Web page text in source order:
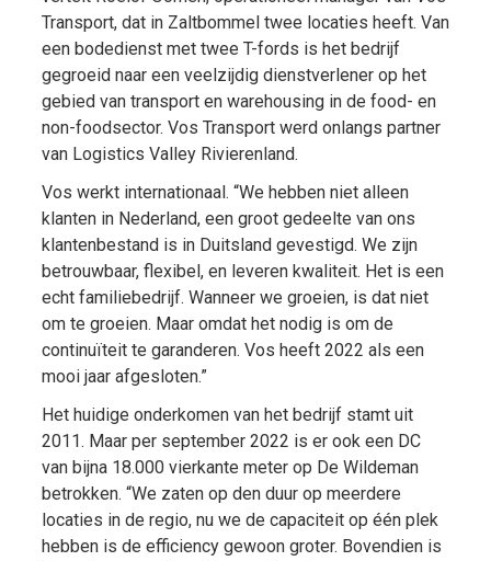
Transport, dat in Zaltbommel twee locaties heeft. Van
een bodedienst met twee T-fords is het bedrijf
gegroeid naar een veelzijdig dienstverlener op het
gebied van transport en warehousing in de food- en
non-foodsector. Vos Transport werd onlangs partner
van Logistics Valley Rivierenland.
Vos werkt internationaal. “We hebben niet alleen
klanten in Nederland, een groot gedeelte van ons
klantenbestand is in Duitsland gevestigd. We zijn
betrouwbaar, flexibel, en leveren kwaliteit. Het is een
echt familiebedrijf. Wanneer we groeien, is dat niet
om te groeien. Maar omdat het nodig is om de
continuïteit te garanderen. Vos heeft 2022 als een
mooi jaar afgesloten.”
Het huidige onderkomen van het bedrijf stamt uit
2011. Maar per september 2022 is er ook een DC
van bijna 18.000 vierkante meter op De Wildeman
betrokken. “We zaten op den duur op meerdere
locaties in de regio, nu we de capaciteit op één plek
hebben is de efficiency gewoon groter. Bovendien is